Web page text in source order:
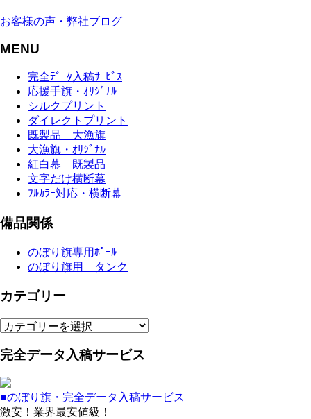
お客様の声・弊社ブログ
MENU
完全ﾃﾞｰﾀ入稿ｻｰﾋﾞｽ
応援手旗・ｵﾘｼﾞﾅﾙ
シルクプリント
ダイレクトプリント
既製品 大漁旗
大漁旗・ｵﾘｼﾞﾅﾙ
紅白幕 既製品
文字だけ横断幕
ﾌﾙｶﾗｰ対応・横断幕
備品関係
のぼり旗専用ﾎﾟｰﾙ
のぼり旗用 タンク
カテゴリー
カ
ゴ
ー
完全データ入稿サービス
■のぼり旗・完全データ入稿サービス
激安！業界最安値級！